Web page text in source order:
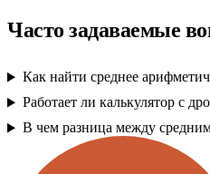
Часто задаваемые
Как найти среднее
Работает ли калькулятор с
В чем разница между